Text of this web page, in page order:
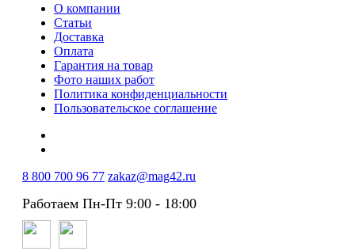
О компании
Статьи
Доставка
Оплата
Гарантия на товар
Фото наших работ
Политика конфиденциальности
Пользовательское соглашение
8 800 700 96 77 zakaz@mag42.ru
Работаем Пн-Пт 9:00 - 18:00